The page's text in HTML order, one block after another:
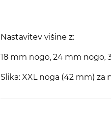
Nastavitev višine z:
18 mm nogo, 24 mm nogo,
Slika: XXL noga (42 mm)